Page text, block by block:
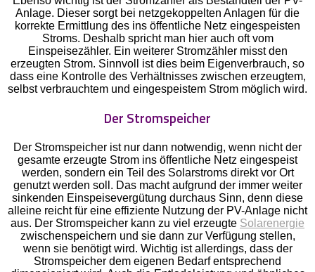
Anlage. Dieser sorgt bei netzgekoppelten Anlagen für die
korrekte Ermittlung des ins öffentliche Netz eingespeisten
Stroms. Deshalb spricht man hier auch oft vom
Einspeisezähler. Ein weiterer Stromzähler misst den
erzeugten Strom. Sinnvoll ist dies beim Eigenverbrauch, so
dass eine Kontrolle des Verhältnisses zwischen erzeugtem,
selbst verbrauchtem und eingespeistem Strom möglich wird.
Der Stromspeicher
Der Stromspeicher ist nur dann notwendig, wenn nicht der
gesamte erzeugte Strom ins öffentliche Netz eingespeist
werden, sondern ein Teil des Solarstroms direkt vor Ort
genutzt werden soll. Das macht aufgrund der immer weiter
sinkenden Einspeisevergütung durchaus Sinn, denn diese
alleine reicht für eine effiziente Nutzung der PV-Anlage nicht
aus. Der Stromspeicher kann zu viel erzeugte Solarenergie
zwischenspeichern und sie dann zur Verfügung stellen,
wenn sie benötigt wird. Wichtig ist allerdings, dass der
Stromspeicher dem eigenen Bedarf entsprechend